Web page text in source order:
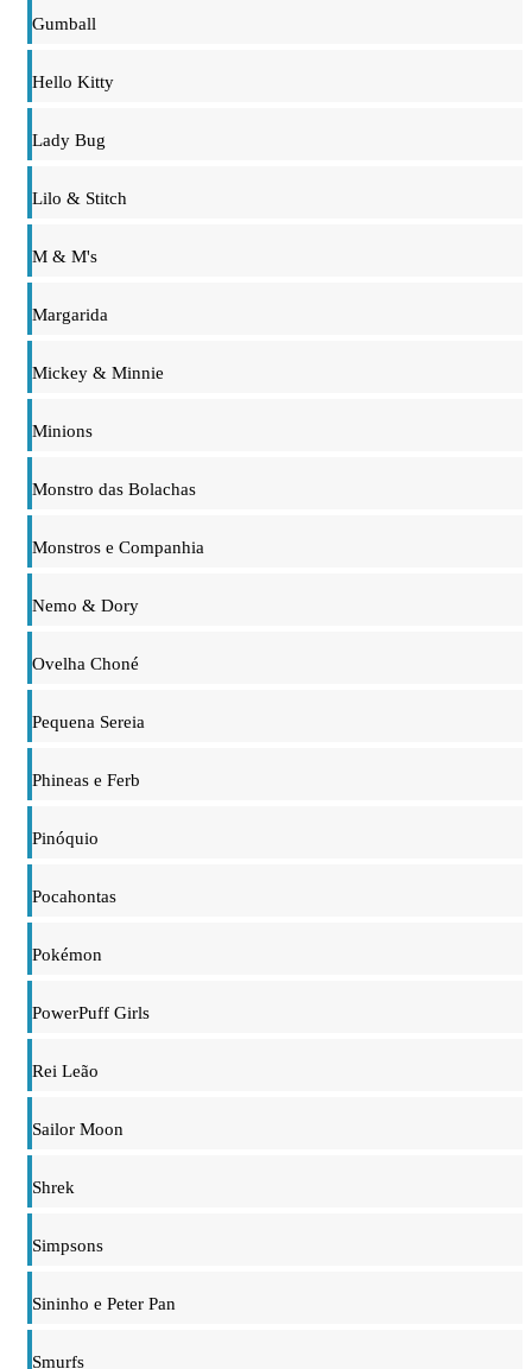
Gumball
Hello Kitty
Lady Bug
Lilo & Stitch
M & M's
Margarida
Mickey & Minnie
Minions
Monstro das Bolachas
Monstros e Companhia
Nemo & Dory
Ovelha Choné
Pequena Sereia
Phineas e Ferb
Pinóquio
Pocahontas
Pokémon
PowerPuff Girls
Rei Leão
Sailor Moon
Shrek
Simpsons
Sininho e Peter Pan
Smurfs